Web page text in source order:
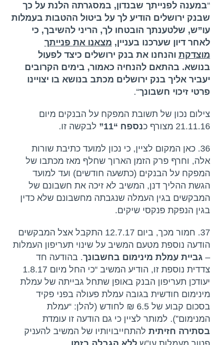
“במענה לפנייתך שבנדון, במסגרתה הלנת על כך
שבנק ירושלים הודיע לך על ביטול ההטבות בעמלות
עו”ש, שלטענתך הובטחו לך, הריני להשיבך, כי
לאחר דיון שערכנו בעניין, מצאנו את פנייתך
מוצדקת והנחנו את בנק ירושלים כיצד לפעול
בנושא. בהתאם להנחיה כאמור, בימים הקרובים
יעביר אליך בנק ירושלים מכתב בנושא בו יצויינו
פרטי זיכוי חשבונך“.
צילום נכון של תשובת המפקח על הבנקים מיום
21.11.16 מצורף כ
נספח “11” לבקשה זו.
36. כאן המקום לציין, כי נכון למועד כתיבת שורות
אלה, וחרף פרק הזמן הארוך שחלף מאז מכתבו של
המפקח על הבנקים (כתשעה חודשים) ועד למועד
הגשת ההליך דנן, המשיב לא זיכה את חשבונם של
המבקשים בגין העמלה שנגבתה מחשבונם שלא כדין
בגין הנפקת פנקסי שיקים.
37. חמור מכך, ביום 12.7.17 התקבל אצל המבקשים
הודעה נוספת מטעם המשיב על שינוי תעריפון העמלות
– גביית עמלת מינימום בחשבונך. בהודעה חד
צדדית נוספת זו, הודיע המשיב “כי החל מיום 1.8.17
יעודכן תעריפון הבנק באופן שתחל גבייתה של עמלת
מינימום חודשית בגובה עמלת פעולה בפני פקיד
בסכום קבוע של 6.5 ₪ לחודש (להלן: “עמלת
המנימום”). למותר לציין כי גם הודעה זו עומדת
בסתירה חזיתית להתחייבויותיו של המשיב להעניק